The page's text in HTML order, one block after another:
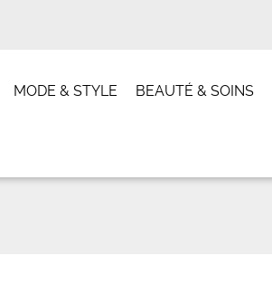
MODE & STYLE BEAUTÉ & SOINS